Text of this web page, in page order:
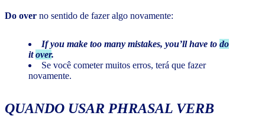
Do over no sentido de fazer algo novamente:
If you make too many mistakes, you’ll have to do
itover.
Se você cometer muitos erros, terá que fazer
novamente.
QUANDO USAR PHRASAL VERB